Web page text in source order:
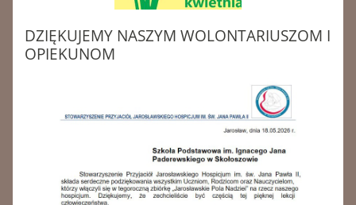
DZIĘKUJEMY NASZYM WOLONTARIUSZOM I
OPIEKUNOM